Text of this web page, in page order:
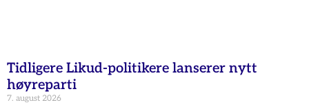
Tidligere Likud-politikere lanserer nytt
høyreparti
7. august 2026